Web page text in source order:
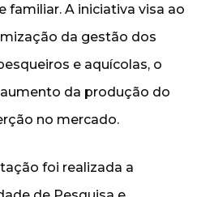
familiar. A iniciativa visa ao
da gestão dos
e aquícolas, o
da produção do
no mercado.
foi realizada a